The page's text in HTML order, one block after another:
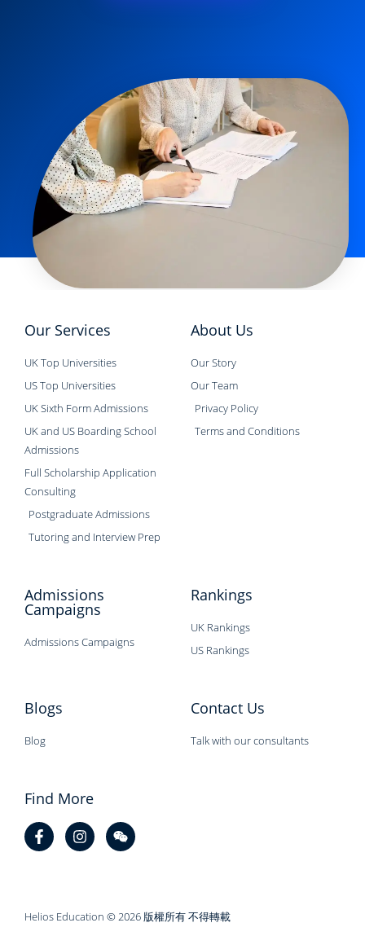
Our Services
UK Top Universities
US Top Universities
UK Sixth Form Admissions
UK and US Boarding School
Admissions
Full Scholarship Application
Consulting
Postgraduate Admissions
Tutoring and Interview Prep
About Us
Our Story
Our Team
Privacy Policy
Terms and Conditions
Admissions
Campaigns
Admissions Campaigns
Rankings
UK Rankings
US Rankings
Blogs
Blog
Contact Us
Talk with our consultants
Find More
Helios Education © 2026 版權所有 不得轉載